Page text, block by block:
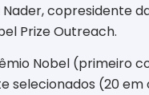
copresidente
Prize Outreach.
Nobel (primeiro
selecionados (20